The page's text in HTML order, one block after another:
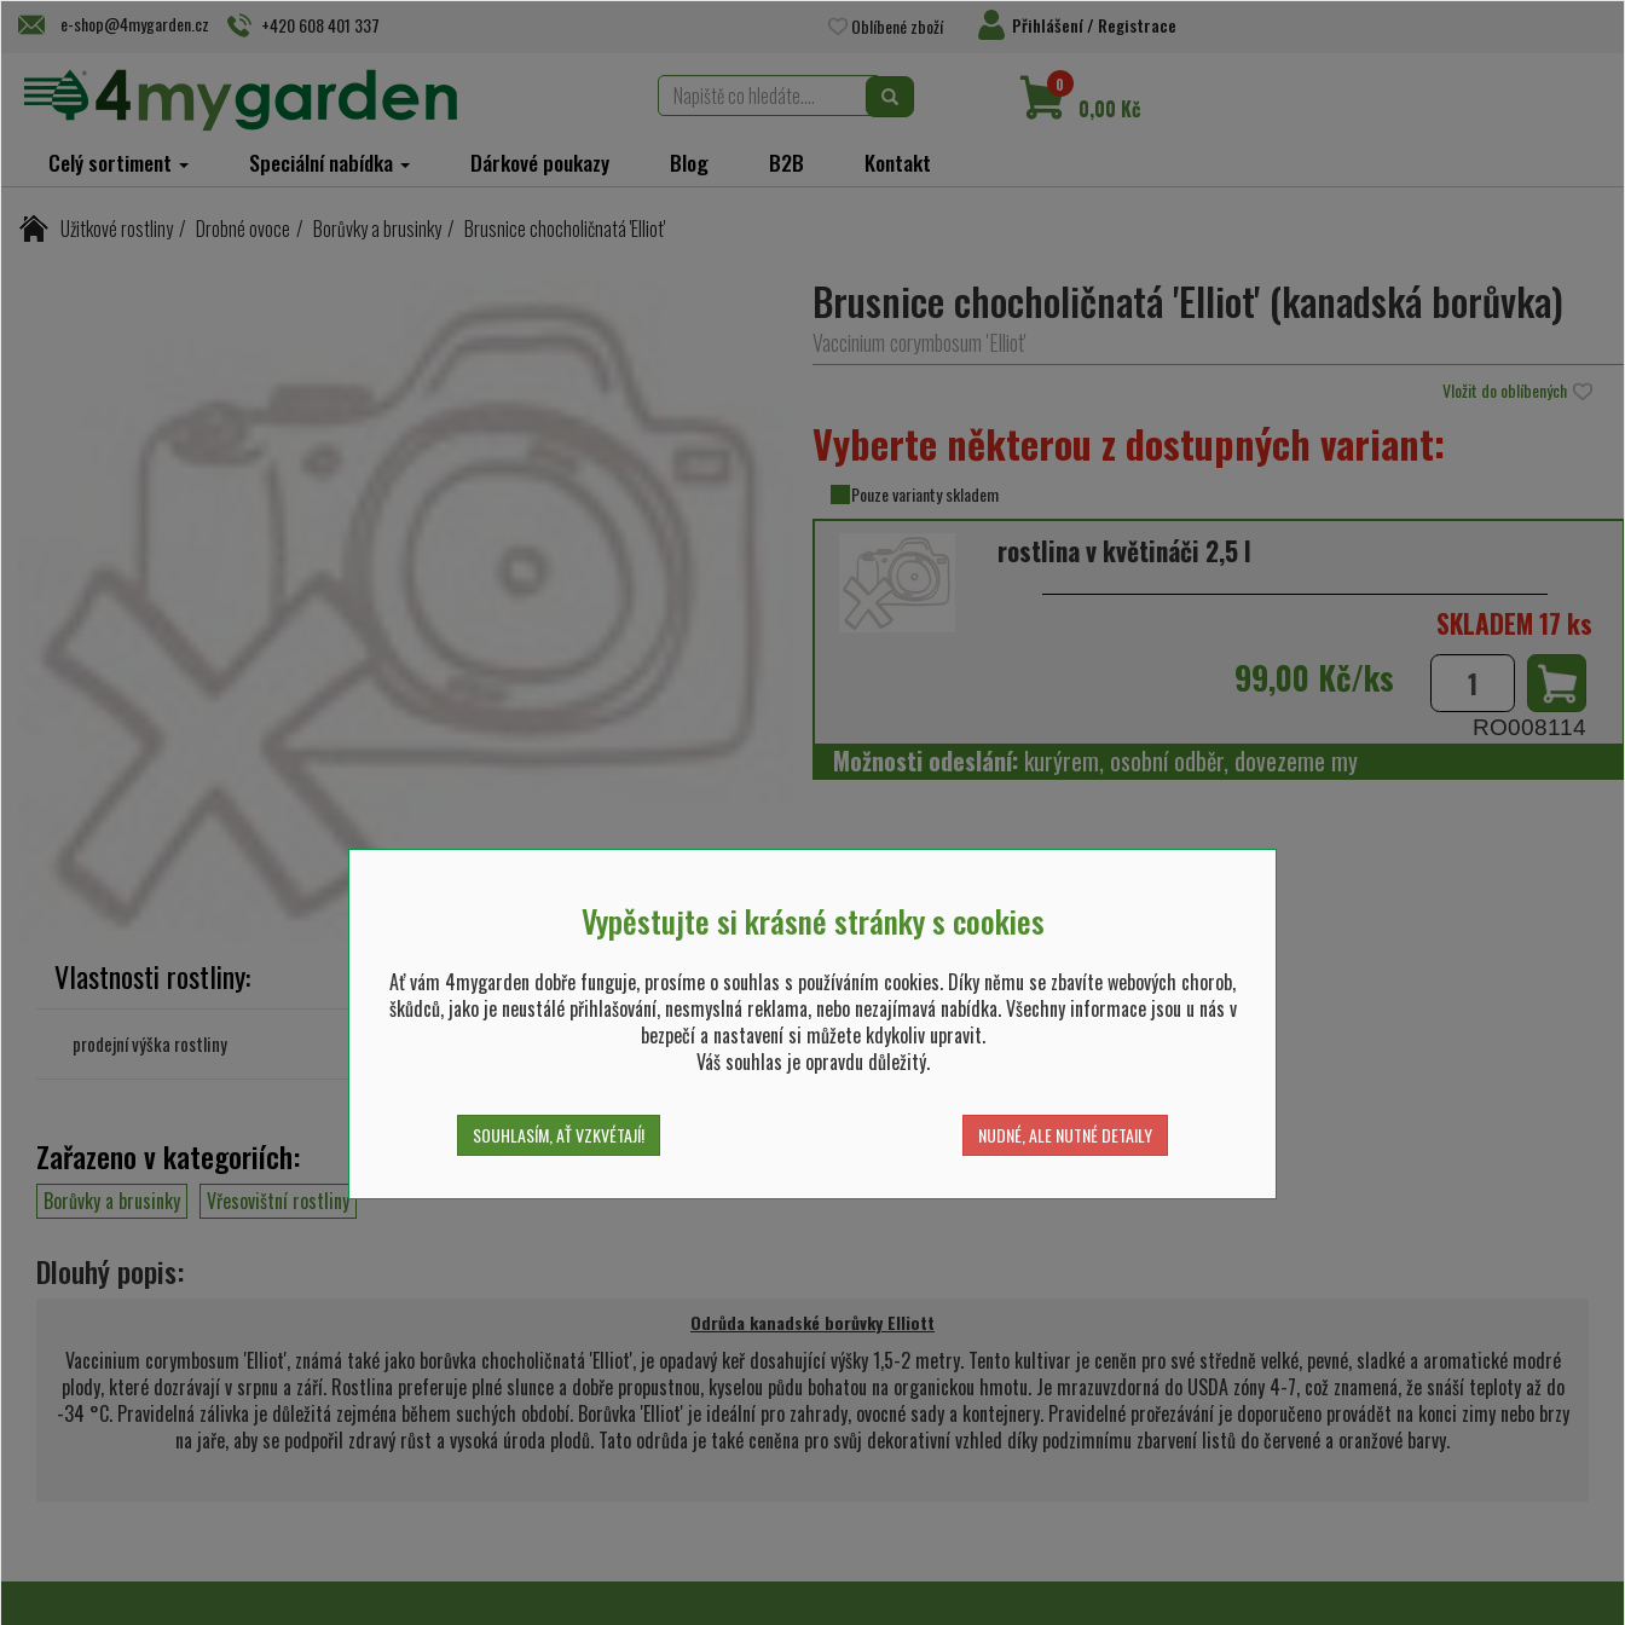
e-shop@4mygarden.cz +420 608 401 337 Oblíbené zboží Přihlášení/ Registrace
0
0,00 Kč
Celý sortiment Speciální nabídka Dárkové poukazy Blog B2B Kontakt
Užitkové rostliny Drobné ovoce Borůvky a brusinky Brusnice chocholičnatá 'Elliot'
Vlastnosti rostliny:
prodejní výška rostliny
Brusnice chocholičnatá 'Elliot' (kanadská borůvka)
Vaccinium corymbosum 'Elliot'
Vložit do oblíbených
Vyberte některou z dostupných variant:
Pouze varianty skladem
rostlina v květináči 2,5 l
SKLADEM 17 ks
99,00 Kč/ks
RO008114
Možnosti odeslání: kurýrem, osobní odběr, dovezeme my
Zařazeno v kategoriích:
Borůvky a brusinky Vřesovištní rostliny
Dlouhý popis:
Odrůda kanadské borůvky Elliott
Vaccinium corymbosum 'Elliot', známá také jako borůvka chocholičnatá 'Elliot', je opadavý keř dosahující výšky 1,5-2 metry. Tento kultivar je ceněn pro své středně velké, pevné, sladké a aromatické modré
plody, které dozrávají v srpnu a září. Rostlina preferuje plné slunce a dobře propustnou, kyselou půdu bohatou na organickou hmotu. Je mrazuvzdorná do USDA zóny 4-7, což znamená, že snáší teploty až do
-34 °C. Pravidelná zálivka je důležitá zejména během suchých období. Borůvka 'Elliot' je ideální pro zahrady, ovocné sady a kontejnery. Pravidelné prořezávání je doporučeno provádět na konci zimy nebo brzy
na jaře, aby se podpořil zdravý růst a vysoká úroda plodů. Tato odrůda je také ceněna pro svůj dekorativní vzhled díky podzimnímu zbarvení listů do červené a oranžové barvy.
Vypěstujte si krásné stránky s cookies
Ať vám 4mygarden dobře funguje, prosíme o souhlas s používáním cookies. Díky němu se zbavíte webových chorob,
škůdců, jako je neustálé přihlašování, nesmyslná reklama, nebo nezajímavá nabídka. Všechny informace jsou u nás v
bezpečí a nastavení si můžete kdykoliv upravit.
Váš souhlas je opravdu důležitý.
SOUHLASÍM, AŤ VZKVÉTAJÍ! NUDNÉ, ALE NUTNÉ DETAILY